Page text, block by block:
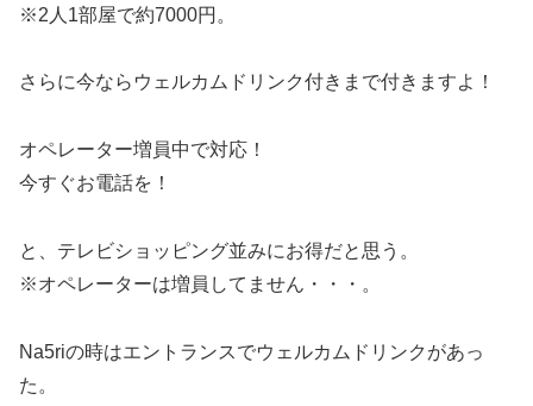
※2人1部屋で約7000円。
さらに今ならウェルカムドリンク付きまで付きますよ！
オペレーター増員中で対応！
今すぐお電話を！
と、テレビショッピング並みにお得だと思う。
※オペレーターは増員してません・・・。
Na5riの時はエントランスでウェルカムドリンクがあっ
た。